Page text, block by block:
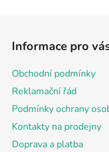
Informace pro
Obchodní podmínky
Reklamační řád
Podmínky ochrany
Kontakty na prodejny
Doprava a platba